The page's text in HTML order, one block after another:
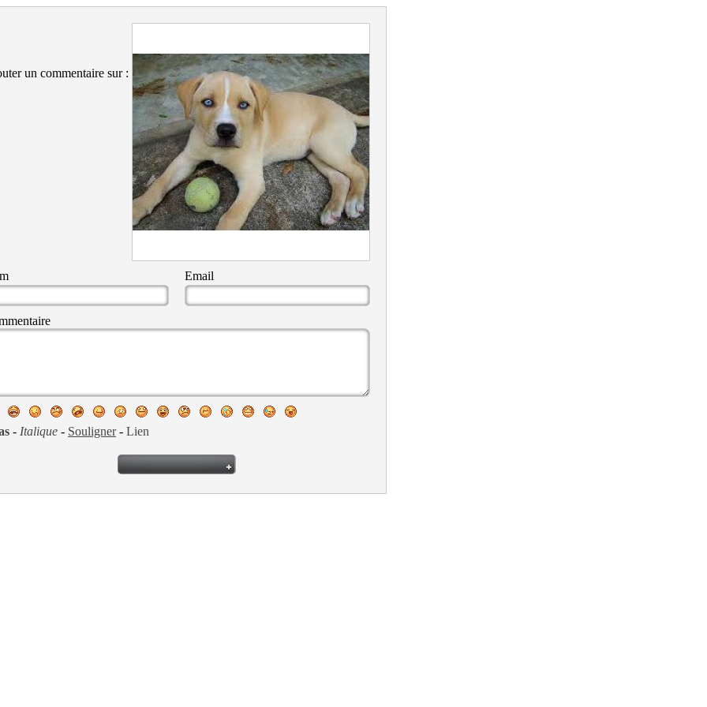
un commentaire sur :
Email
- Italique - Souligner- Lien